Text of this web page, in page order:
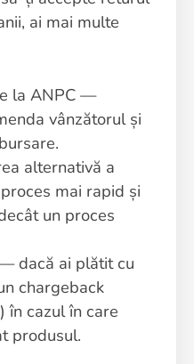
ai mai multe
la ANPC —
vânzătorul și
alternativă a
mai rapid și
un proces
dacă ai plătit cu
chargeback
în cazul în care
produsul.